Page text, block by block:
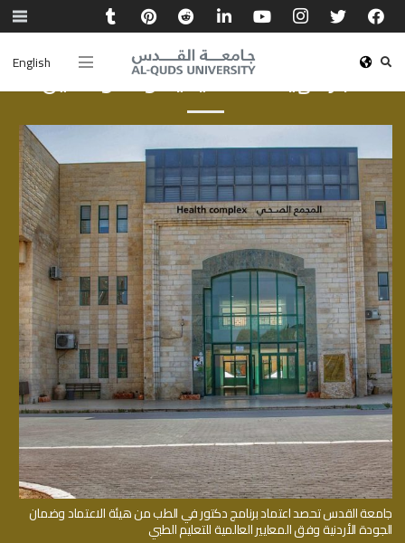
Englishأخبار الهيئة الأكاديمية والموظفين
جامعة القدس تحصد اعتماد برنامج دكتور في الطب من هيئة الاعتماد وضمان
الجودة الأردنية وفق المعايير العالمية للتعليم الطبي